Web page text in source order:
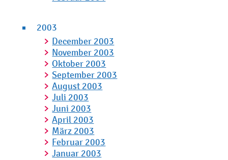
2003
December 2003
November 2003
Oktober 2003
September 2003
August 2003
Juli 2003
Juni 2003
April 2003
März 2003
Februar 2003
Januar 2003